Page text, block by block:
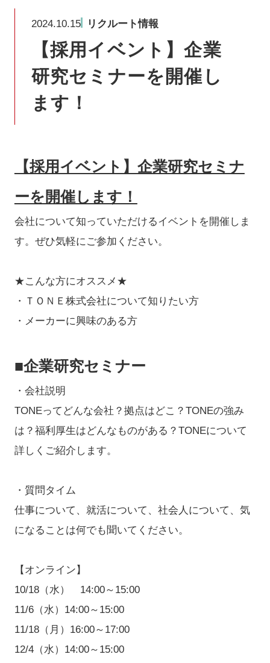
2024.10.15 リクルート情報
【採用イベント】企業
研究セミナーを開催し
ます！
【採用イベント】企業研究セミナ
ーを開催します！
会社について知っていただけるイベントを開催しま
す。ぜひ気軽にご参加ください。
★こんな方にオススメ★
・ＴＯＮＥ株式会社について知りたい方
・メーカーに興味のある方
■企業研究セミナー
・会社説明
TONEってどんな会社？拠点はどこ？TONEの強み
は？福利厚生はどんなものがある？TONEについて
詳しくご紹介します。
・質問タイム
仕事について、就活について、社会人について、気
になることは何でも聞いてください。
【オンライン】
10/18（水） 14:00～15:00
11/6（水）14:00～15:00
11/18（月）16:00～17:00
12/4（水）14:00～15:00